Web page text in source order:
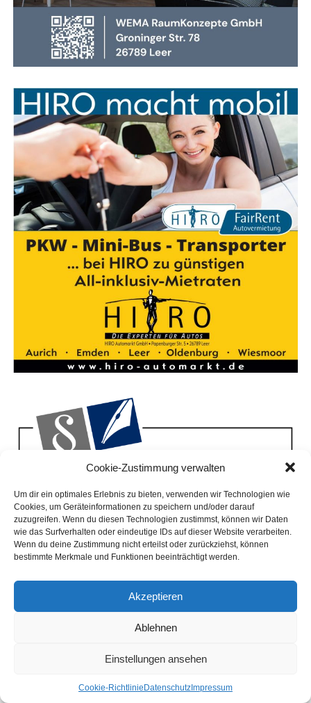
Cookie-Zustimmung verwalten
Um dir ein optimales Erlebnis zu bieten, verwenden wir Technologien wie
Cookies, um Geräteinformationen zu speichern und/oder darauf
zuzugreifen. Wenn du diesen Technologien zustimmst, können wir Daten
wie das Surfverhalten oder eindeutige IDs auf dieser Website verarbeiten.
Wenn du deine Zustimmung nicht erteilst oder zurückziehst, können
bestimmte Merkmale und Funktionen beeinträchtigt werden.
Akzeptieren
Ablehnen
Einstellungen ansehen
Coo­kie-Richt­li­nie Daten­schutz Impres­sum
Anzeige
UPDATE: Wohn­haus­brand in Ihr­ho­ve – Ursa­che
unklar, Lüde­weg vor­sorg­lich gesperrt!
Nach dem Groß­ein­satz der Feu­er­weh­ren im Lüde­weg
liegt nun die offi­zi­el­le Mel­dung der Poli­zei Leer/Emden
vor:
Gegen 09:15 Uhr brach das Feu­er aus bis­lang unge­klär­
ter Ursa­che aus. Glück im Unglück: Der 31-jäh­ri­ge
Bewoh­ner befand sich zum Brand­aus­bruch nicht im
Gebäu­de. Auch wei­te­re Per­so­nen wur­den im Haus nicht
Ach­tung Ver­kehrs­teil­neh­mer:Der Lüde­weg ist im
besteht die Gefahr, dass der Gie­bel des beschä­dig­ten